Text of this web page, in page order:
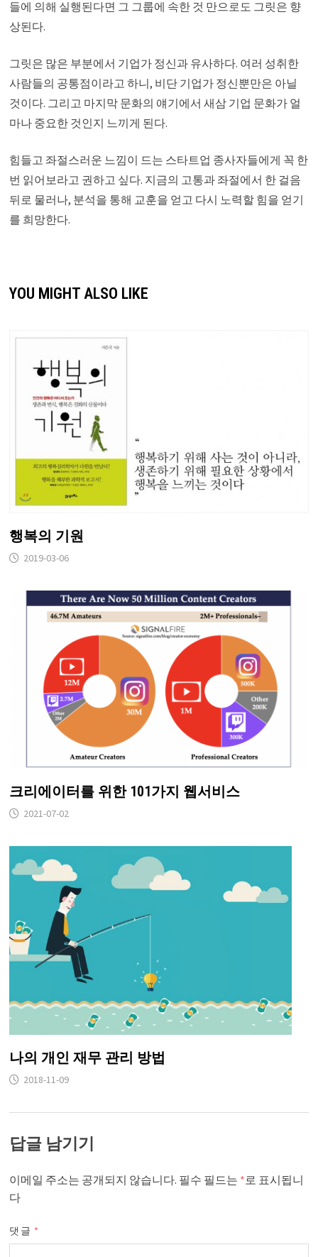
들에 의해 실행된다면 그 그룹에 속한 것 만으로도 그릿은 향
상된다.
그릿은 많은 부분에서 기업가 정신과 유사하다. 여러 성취한
사람들의 공통점이라고 하니, 비단 기업가 정신뿐만은 아닐
것이다. 그리고 마지막 문화의 얘기에서 새삼 기업 문화가 얼
마나 중요한 것인지 느끼게 된다.
힘들고 좌절스러운 느낌이 드는 스타트업 종사자들에게 꼭 한
번 읽어보라고 권하고 싶다. 지금의 고통과 좌절에서 한 걸음
뒤로 물러나, 분석을 통해 교훈을 얻고 다시 노력할 힘을 얻기
를 희망한다.
YOU MIGHT ALSO LIKE
행복의 기원
2019-03-06
크리에이터를 위한 101가지 웹서비스
2021-07-02
나의 개인 재무 관리 방법
2018-11-09
답글 남기기
이메일 주소는 공개되지 않습니다. 필수 필드는 *로 표시됩니
다
댓글 *